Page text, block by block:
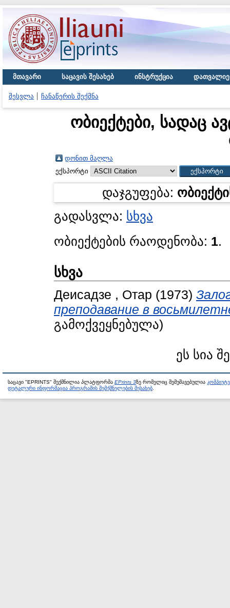
მთავარი საცავის შესახებ ინსტრუქცია
შესვლა ჩანაწერის შექმნა
ობიექტები, სადაც
დონით მაღლა
ექსპორტი
დაჯგუფება:
გადასვლა: სხვა
ობიექტების რაოდენობა: 1.
სხვა
Деисадзе , Отар (1973)
преподавание в
გამოქვეყნებულა)
ეს სია
საცავი "EPRINTS" შექმნილია პლატფორმა EPrints 3ზე რომელიც შემუშავებულია
დეტალური ინფორმაცია პროგრამის შემქმნელების შესახებ